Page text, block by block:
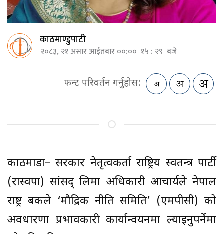
काठमाण्डुपाटी
२०८३, २१ असार आईतबार ००:०० १५ : २९ बजे
फन्ट परिवर्तन गर्नुहोस:
काठमाडौं– सरकार नेतृत्वकर्ता राष्ट्रिय स्वतन्त्र पार्टी
(रास्वपा) सांसद् लिमा अधिकारी आचार्यले नेपाल
राष्ट्र बैंकले ‘मौद्रिक नीति समिति’ (एमपीसी) को
अवधारणा प्रभावकारी कार्यान्वयनमा ल्याइनुपर्नेमा